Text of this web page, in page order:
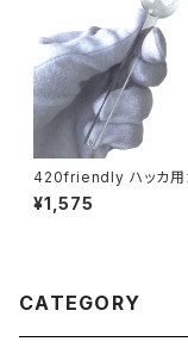
420friendly ハッカ用ガラスパ
イプ 10cm (ヘッド2cm)
¥1,575
CATEGORY